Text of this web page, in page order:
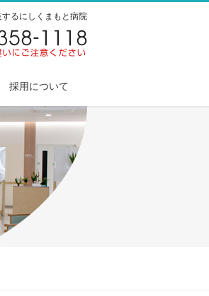
るにしくまもと病院
採用について